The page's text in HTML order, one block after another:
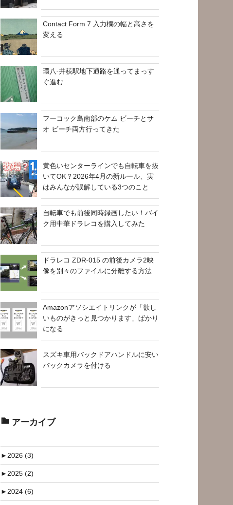
Contact Form 7 入力欄の幅と高さを
変える
環八-井荻駅地下通路を通ってまっす
ぐ進む
フーコック島南部のケム ビーチとサ
オ ビーチ両方行ってきた
黄色いセンターラインでも自転車を抜
いてOK？2026年4月の新ルール、実
はみんなが誤解している3つのこと
自転車でも前後同時録画したい！バイ
ク用中華ドラレコを購入してみた
ドラレコ ZDR-015 の前後カメラ2映
像を別々のファイルに分離する方法
Amazonアソシエイトリンクが「欲し
いものがきっと見つかります」ばかり
になる
スズキ車用バックドアハンドルに安い
バックカメラを付ける
アーカイブ
►2026 (3)
►2025 (2)
►2024 (6)